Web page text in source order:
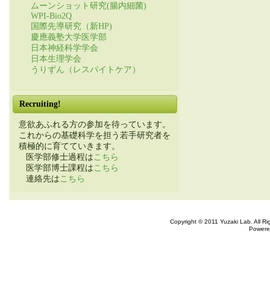
ムーンショット研究(腸内細菌)
WPI-Bio2Q
国際先導研究（新HP)
慶應義塾大学医学部
日本神経科学学会
日本生理学会
うりずん（レスパイトケア）
Recruiting!
意欲あふれる方の参加を待っています。
これからの基礎科学を担う若手研究者を
積極的に育てていきます。
医学部修士過程は こちら
医学部博士課程は こちら
連絡先は こちら
Copyright © 2011 Yuzaki Lab. All